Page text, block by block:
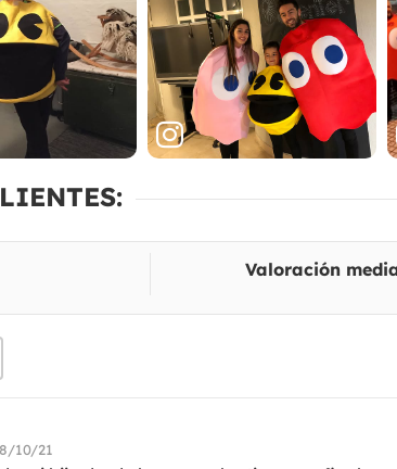
Valoración
10/21